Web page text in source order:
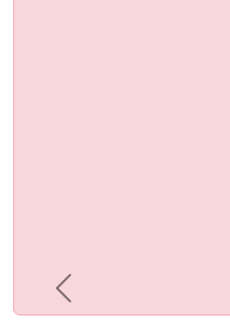
Previous